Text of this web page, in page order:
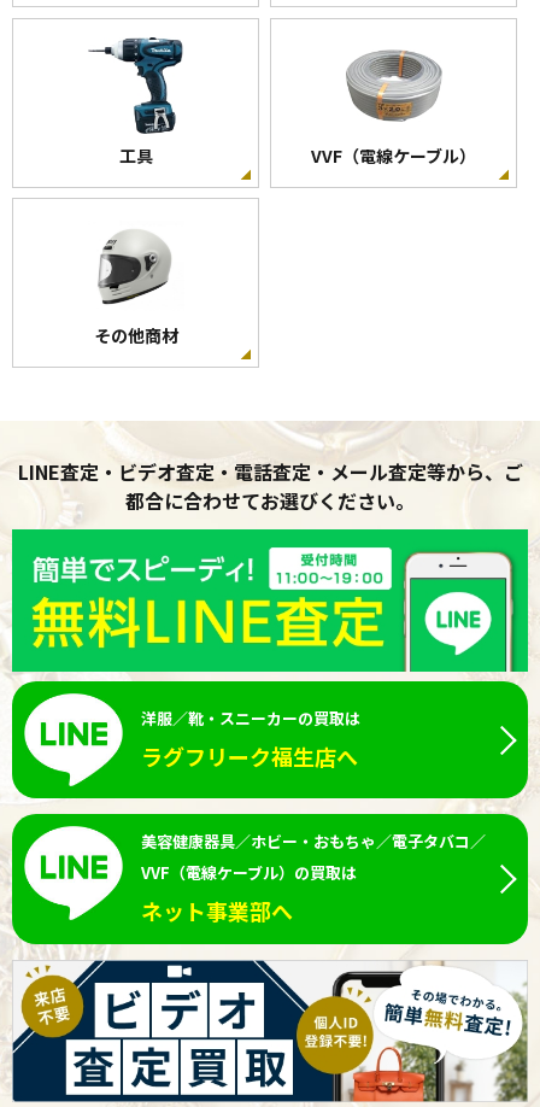
工具 VVF（電線ケーブル）
その他商材
LINE査定・ビデオ査定・電話査定・メール査定等から、ご
都合に合わせてお選びください。
洋服／靴・スニーカーの買取は
ラグフリーク福生店へ
美容健康器具／ホビー・おもちゃ／電子タバコ／
VVF（電線ケーブル）の買取は
ネット事業部へ